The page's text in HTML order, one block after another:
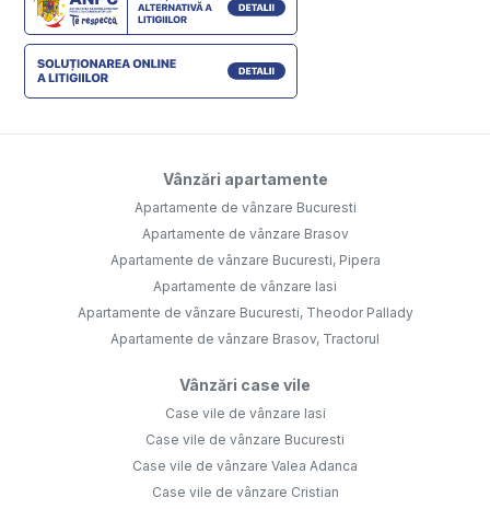
Vânzări apartamente
Apartamente de vânzare Bucuresti
Apartamente de vânzare Brasov
Apartamente de vânzare Bucuresti, Pipera
Apartamente de vânzare Iasi
Apartamente de vânzare Bucuresti, Theodor Pallady
Apartamente de vânzare Brasov, Tractorul
Vânzări case vile
Case vile de vânzare Iasi
Case vile de vânzare Bucuresti
Case vile de vânzare Valea Adanca
Case vile de vânzare Cristian